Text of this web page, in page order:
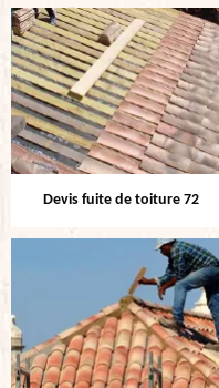
Devis fuite de toiture 72